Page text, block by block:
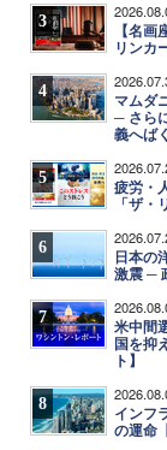
3
【名
リンカ
4
マムダ
─ さら
義へば
5
疲労・
「ザ
6
日本の
激震 ─
7
米中間
国を抑
ト】
8
インフ
の運命